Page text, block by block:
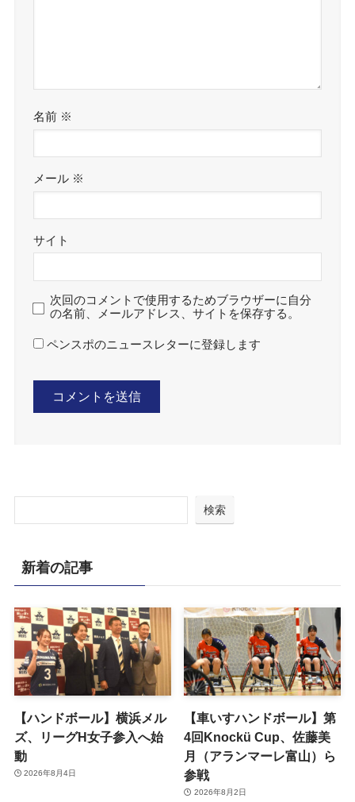
名前 ※
メール ※
サイト
次回のコメントで使用するためブラウザーに自分
の名前、メールアドレス、サイトを保存する。
ペンスポのニュースレターに登録します
検索
新着の記事
【ハンドボール】横浜メル
ズ、リーグH女子参入へ始
動
2026年8月4日
【車いすハンドボール】第
4回Knockü Cup、佐藤美
月（アランマーレ富山）ら
参戦
2026年8月2日